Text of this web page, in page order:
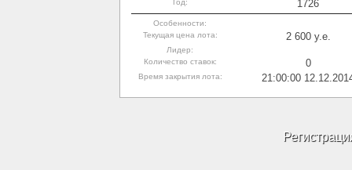
Год: 1726
Особенности:
Текущая цена лота:
2 600 y.e.
Лидер:
Количество ставок:
0
Время закрытия лота: 21:00:00